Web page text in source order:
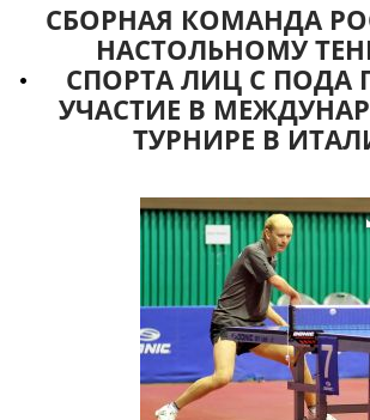
СБОРНАЯ КОМАНДА
НАСТОЛЬНОМУ
СПОРТА ЛИЦ С ПОДА
УЧАСТИЕ В
ТУРНИРЕ В